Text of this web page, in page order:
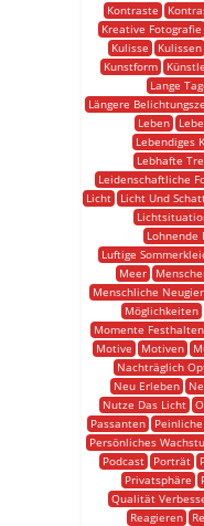
Kontraste
Kreative Fotografie
Kulisse
Kulissen
Kunstform
Lange
Längere
Leben
Lebendiges
Lebhafte
Leidenschaftliche
Licht
Licht Und
Lohnende
Luftige
Meer
Menschliche Neugier
Möglichkeiten
Momente Festhalten
Motive
Motiven
Nachträglich
Neu Erleben
Nutze Das Licht
Passanten
Persönliches
Podcast
Porträt
Privatsphäre
Qualität
Reagieren